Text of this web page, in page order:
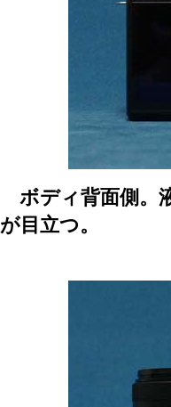
ボディ背面側。
が目立つ。